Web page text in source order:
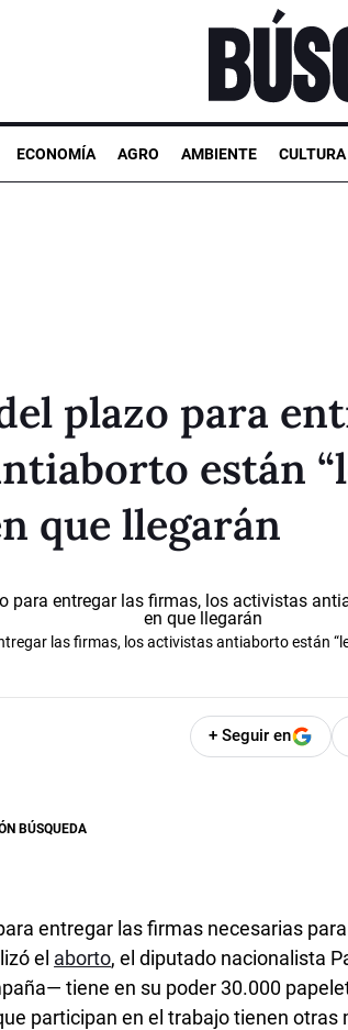
ECONOMÍA AGRO AMBIENTE CULTURA
plazo para
están
que llegarán
las firmas, los activistas antiaborto están
+ Seguir en
BÚSQUEDA
entregar las firmas necesarias
el aborto, el diputado nacionalista
tiene en su poder 30.000
participan en el trabajo tienen otras